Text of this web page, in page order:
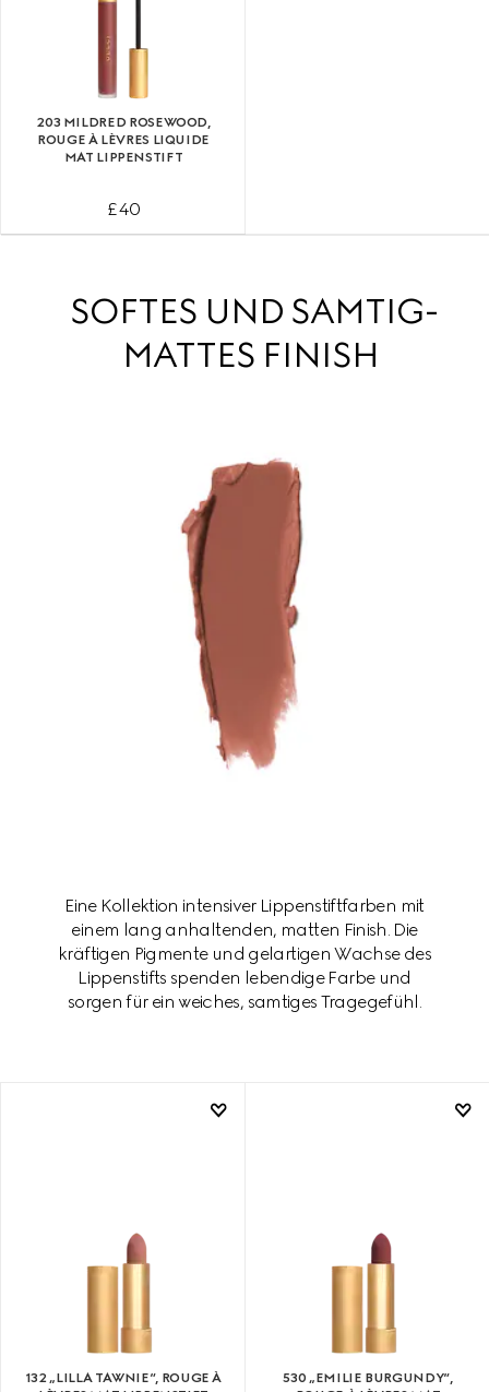
203 MILDRED ROSEWOOD,
ROUGE À LÈVRES LIQUIDE
MAT LIPPENSTIFT
£ 40
SOFTES UND SAMTIG-
MATTES FINISH
Eine Kollektion intensiver Lippenstiftfarben mit
einem lang anhaltenden, matten Finish. Die
kräftigen Pigmente und gelartigen Wachse des
Lippenstifts spenden lebendige Farbe und
sorgen für ein weiches, samtiges Tragegefühl.
132 „LILLA TAWNIE“, ROUGE À
530 „EMILIE BURGUNDY“,